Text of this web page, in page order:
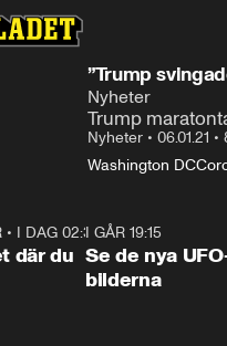
”Trump
Nyheter
Trump
Nyheter • 06.01.21 •
Washington DC
1:06
• I DAG 02:30
där du
I GÅR 19:15
Se de nya
bilderna